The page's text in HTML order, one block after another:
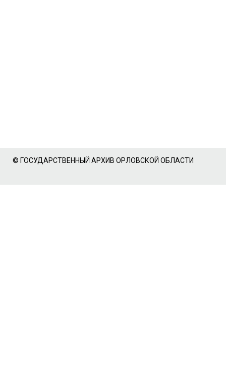
© ГОСУДАРСТВЕННЫЙ АРХИВ ОРЛОВСКОЙ ОБЛАСТИ